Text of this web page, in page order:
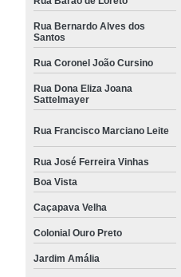
Rua Bernardo Alves dos
Santos
Rua Coronel João Cursino
Rua Dona Eliza Joana
Sattelmayer
Rua Francisco Marciano Leite
Rua José Ferreira Vinhas
Boa Vista
Caçapava Velha
Colonial Ouro Preto
Jardim Amália